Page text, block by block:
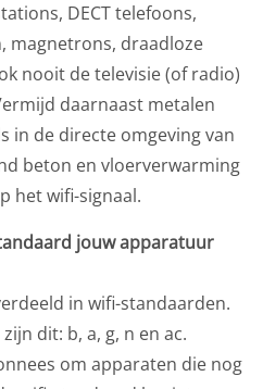
DECT telefoons,
magnetrons, draadloze
nooit de televisie (of radio)
daarnaast metalen
in de directe omgeving van
beton en vloerverwarming
het wifi-signaal.
jouw apparatuur
in wifi-standaarden.
dit: b, a, g, n en ac.
om apparaten die nog